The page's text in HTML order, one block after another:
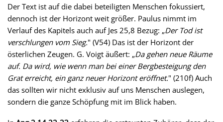
Der Text ist auf die dabei beteiligten Menschen fokussiert,
dennoch ist der Horizont weit größer. Paulus nimmt im
Verlauf des Kapitels auch auf Jes 25,8 Bezug: „Der Tod ist
verschlungen vom Sieg." (V54) Das ist der Horizont der
österlichen Zeugen. G. Voigt äußert: „Da gehen neue Räume
auf. Da wird, wie wenn man bei einer Bergbesteigung den
Grat erreicht, ein ganz neuer Horizont eröffnet." (210f) Auch
das sollten wir nicht exklusiv auf uns Menschen auslegen,
sondern die ganze Schöpfung mit im Blick haben.